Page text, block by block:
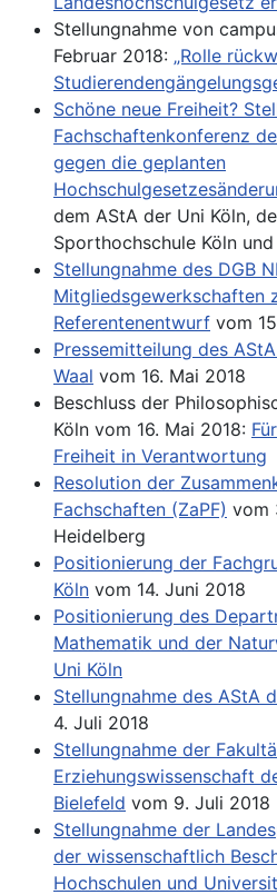
Stellungnahme von
Februar 2018: „Rolle
Schöne neue Freiheit?
Fachschaftenkonferenz
gegen die geplanten
dem AStA der Uni Köln,
Sporthochschule Köln
Stellungnahme des DGB
Mitgliedsgewerkschaften
Referentenentwurf vom
Pressemitteilung des
Waal vom 16. Mai 2018
Beschluss der
Köln vom 16. Mai 2018:
Freiheit in Verantwortung
Resolution der
Fachschaften (ZaPF) vom
Heidelberg
Positionierung der
Köln vom 14. Juni 2018
Positionierung des
Mathematik und der
Uni Köln
Stellungnahme des AStA
4. Juli 2018
Stellungnahme der
Erziehungswissenschaft
Bielefeld vom 9. Juli 2018
Stellungnahme der
der wissenschaftlich
Hochschulen und